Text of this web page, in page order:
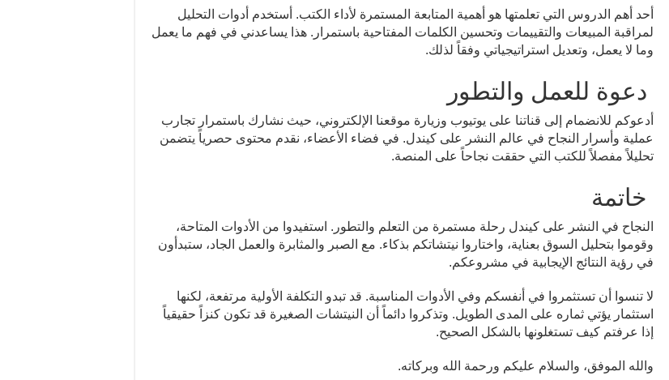
أحد أهم الدروس التي تعلمتها هو أهمية المتابعة المستمرة لأداء الكتب. أستخدم أدوات التحليل
لمراقبة المبيعات والتقييمات وتحسين الكلمات المفتاحية باستمرار. هذا يساعدني في فهم ما يعمل
وما لا يعمل، وتعديل استراتيجياتي وفقاً لذلك.
دعوة للعمل والتطور
أدعوكم للانضمام إلى قناتنا على يوتيوب وزيارة موقعنا الإلكتروني، حيث نشارك باستمرار تجارب
عملية وأسرار النجاح في عالم النشر على كيندل. في فضاء الأعضاء، نقدم محتوى حصرياً يتضمن
تحليلاً مفصلاً للكتب التي حققت نجاحاً على المنصة.
خاتمة
النجاح في النشر على كيندل رحلة مستمرة من التعلم والتطور. استفيدوا من الأدوات المتاحة،
وقوموا بتحليل السوق بعناية، واختاروا نيتشاتكم بذكاء. مع الصبر والمثابرة والعمل الجاد، ستبدأون
في رؤية النتائج الإيجابية في مشروعكم.
لا تنسوا أن تستثمروا في أنفسكم وفي الأدوات المناسبة. قد تبدو التكلفة الأولية مرتفعة، لكنها
استثمار يؤتي ثماره على المدى الطويل. وتذكروا دائماً أن النيتشات الصغيرة قد تكون كنزاً حقيقياً
إذا عرفتم كيف تستغلونها بالشكل الصحيح.
والله الموفق، والسلام عليكم ورحمة الله وبركاته.